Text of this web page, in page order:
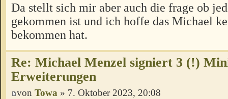
Da stellt sich mir aber auch die frage ob
gekommen ist und ich hoffe das Michael
bekommen hat.
Re: Michael Menzel signiert 3 (!)
Erweiterungen
von Towa » 7. Oktober 2023, 20:08